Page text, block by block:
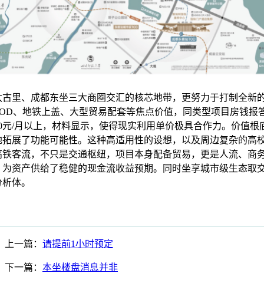
里、成都东坐三大商圈交汇的核芯地带，更努力于打制全新
、地铁上盖、大型贸易配套等焦点价值，同类型项目房钱报
元/月以上，材料显示，使得现实利用单价极具合作力。价值根
展了功能可能性。这种高适用性的设想，以及周边复杂的高
客流，不只是交通枢纽，项目本身配备贸易，更是人流、商
资产供给了稳健的现金流收益预期。同时坐享城市级生态取
体。
上一篇： 请提前1小时预定
下一篇： 本坐楼盘消息并非